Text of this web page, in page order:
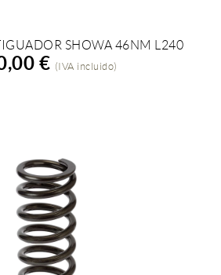
A LA COMPRASHOWA 46NM L240
€ (IVA incluido)